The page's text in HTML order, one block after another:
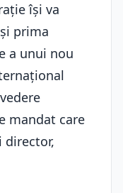
își va
prima
a unui nou
mandat care
director,